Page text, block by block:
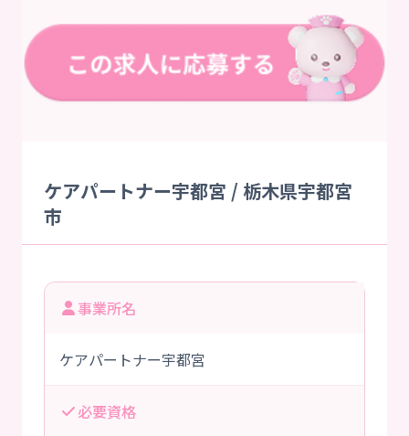
ケアパートナー宇都宮 / 栃木県宇都宮
市
事業所名
ケアパートナー宇都宮
必要資格